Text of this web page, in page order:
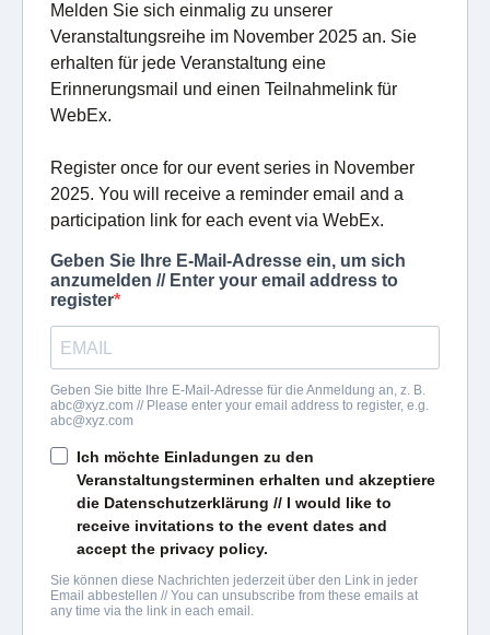
Melden Sie sich einmalig zu unserer
Veranstaltungsreihe im November 2025 an. Sie
erhalten für jede Veranstaltung eine
Erinnerungsmail und einen Teilnahmelink für
WebEx.
Register once for our event series in November
2025. You will receive a reminder email and a
participation link for each event via WebEx.
Geben Sie Ihre E-Mail-Adresse ein, um sich
anzumelden // Enter your email address to
register
Geben Sie bitte Ihre E-Mail-Adresse für die Anmeldung an, z. B.
abc@xyz.com // Please enter your email address to register, e.g.
abc@xyz.com
Ich möchte Einladungen zu den
Veranstaltungsterminen erhalten und akzeptiere
die Datenschutzerklärung // I would like to
receive invitations to the event dates and
accept the privacy policy.
Sie können diese Nachrichten jederzeit über den Link in jeder
Email abbestellen // You can unsubscribe from these emails at
any time via the link in each email.